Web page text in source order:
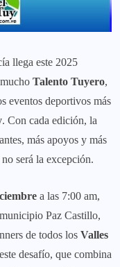
llega este 2025
Talento Tuyero,
eventos deportivos más
. Con cada edición, la
más apoyos y más
será la excepción.
a las 7:00 am,
Paz Castillo,
de todos los Valles
desafío, que combina